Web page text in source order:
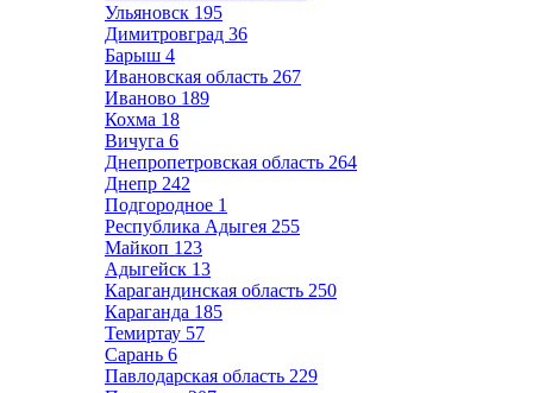
Ульяновск 195
Димитровград 36
Барыш 4
Ивановская область 267
Иваново 189
Кохма 18
Вичуга 6
Днепропетровская область 264
Днепр 242
Подгородное 1
Республика Адыгея 255
Майкоп 123
Адыгейск 13
Карагандинская область 250
Караганда 185
Темиртау 57
Сарань 6
Павлодарская область 229